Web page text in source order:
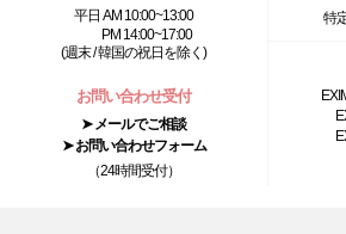
平日 AM 10:00~13:00
PM 14:00~17:00
(週末 / 韓国の祝日を除く)
お問い合わせ受付
➤ メールでご相談
➤ お問い合わせフォーム
（24時間受付）
特